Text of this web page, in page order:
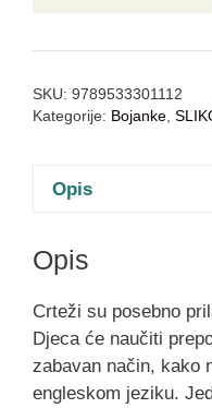
SKU: 9789533301112
Kategorije: Bojanke,
Opis
Opis
Crteži su posebno
Djeca će naučiti
zabavan način, kako
engleskom jeziku.